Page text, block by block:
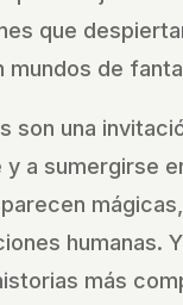
que
mundos de
son una
y a sumergirse
humanas.
más